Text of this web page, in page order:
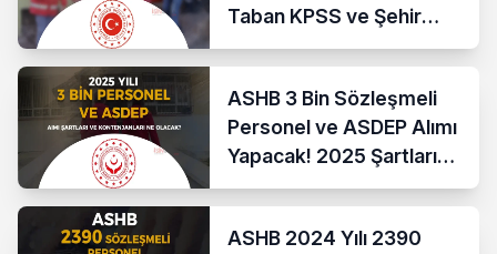
Taban KPSS ve Şehir
Kontenjanları
ASHB 3 Bin Sözleşmeli
Personel ve ASDEP Alımı
Yapacak! 2025 Şartları
ve Kontenjanları Nedir?
ASHB 2024 Yılı 2390